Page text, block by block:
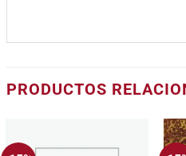
PRODUCTOS